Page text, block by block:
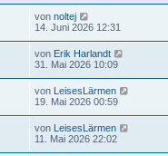
von noltej
14. Juni 2026 12:31
von Erik Harlandt
31. Mai 2026 10:09
von LeisesLärmen
19. Mai 2026 00:59
von LeisesLärmen
11. Mai 2026 22:02